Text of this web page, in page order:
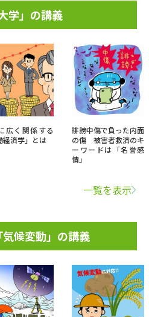
学」の講義
広く関係する
経済学」とは
誹謗中傷で負った内面
の傷 被害者救済のキ
ーワードは「名誉感
情」
一覧を表示
候変動」の講義